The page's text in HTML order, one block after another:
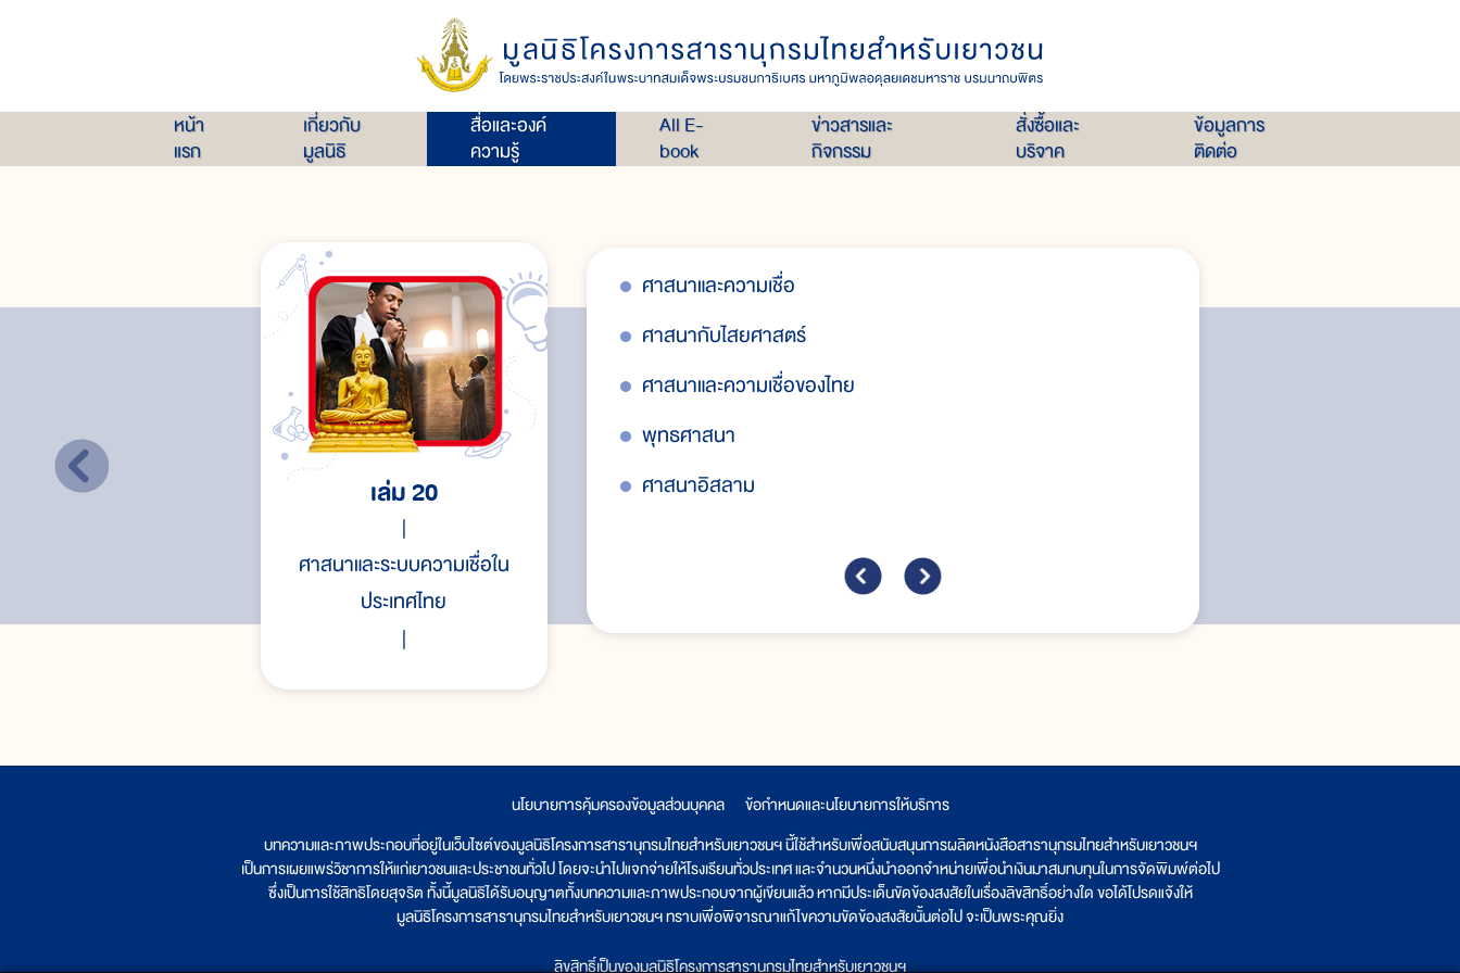
หน้า
แรก
เกี่ยวกับ
มูลนิธิ
สื่อและองค์
ความรู้
All E-
book
ข่าวสารและ
กิจกรรม
สั่งซื้อและ
บริจาค
ข้อมูลการ
ติดต่อ
เล่ม 20
ศาสนาและระบบความเชื่อใน
ประเทศไทย
ศาสนาพราหมณ์-ฮินดู
ความเชื่อของชาวจีนในประเทศไทย
ความเชื่อของชาวเขาในประเทศไทย
ศาสนาและความเชื่อ
ศาสนากับไสยศาสตร์
ศาสนาและความเชื่อของไทย
พุทธศาสนา
ศาสนาอิสลาม
นโยบายการคุ้มครองข้อมูลส่วนบุคคล
ข้อกำหนดและนโยบายการให้บริการ
บทความและภาพประกอบที่อยู่ในเว็บไซต์ของมูลนิธิโครงการสารานุกรมไทยสำหรับเยาวชนฯ นี้ใช้สำหรับเพื่อสนับสนุนการผลิตหนังสือสารานุกรมไทยสำหรับเยาวชนฯ
เป็นการเผยแพร่วิชาการให้แก่เยาวชนและประชาชนทั่วไป โดยจะนำไปแจกจ่ายให้โรงเรียนทั่วประเทศ และจำนวนหนึ่งนำออกจำหน่ายเพื่อนำเงินมาสมทบทุนในการจัดพิมพ์ต่อไป
ซึ่งเป็นการใช้สิทธิโดยสุจริต ทั้งนี้มูลนิธิได้รับอนุญาตทั้งบทความและภาพประกอบจากผู้เขียนแล้ว หากมีประเด็นขัดข้องสงสัยในเรื่องลิขสิทธิ์อย่างใด ขอได้โปรดแจ้งให้
มูลนิธิโครงการสารานุกรมไทยสำหรับเยาวชนฯ ทราบเพื่อพิจารณาแก้ไขความขัดข้องสงสัยนั้นต่อไป จะเป็นพระคุณยิ่ง
ลิขสิทธิ์เป็นของมูลนิธิโครงการสารานุกรมไทยสำหรับเยาวชนฯ